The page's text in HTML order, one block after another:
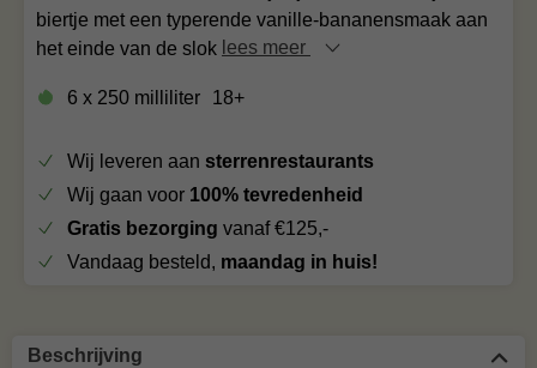
biertje met een typerende vanille-bananensmaak aan
het einde van de slok lees meer
6 x 250 milliliter 18+
Wij leveren aan sterrenrestaurants
Wij gaan voor 100% tevredenheid
Gratis bezorging vanaf €125,-
Vandaag besteld, maandag in huis!
Beschrijving